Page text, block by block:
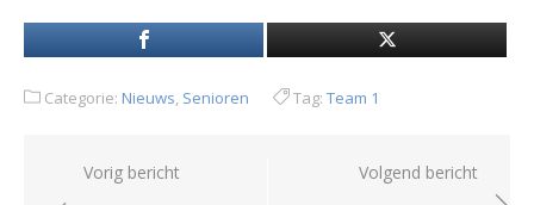
Categorie: Nieuws, Senioren Tag: Team 1
Bericht
Vorig bericht Volgend bericht